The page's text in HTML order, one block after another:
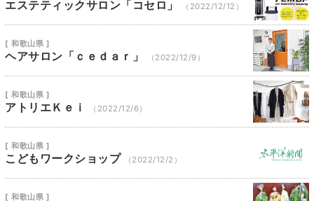
エステティックサロン「コセロ」 （2022/12/12）
[ 和歌山県 ]
ヘアサロン「ｃｅｄａｒ」 （2022/12/9）
[ 和歌山県 ]
アトリエＫｅｉ （2022/12/6）
[ 和歌山県 ]
こどもワークショップ （2022/12/2）
[ 和歌山県 ]